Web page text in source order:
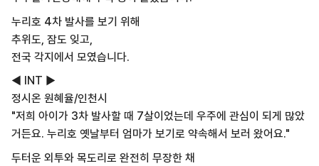
누리호 4차 발사를 보기 위해
추위도, 잠도 잊고,
전국 각지에서 모였습니다.
◀ INT ▶
정시온 원혜율/인천시
"저희 아이가 3차 발사할 때 7살이었는데 우주에 관심이 되게 많았
거든요. 누리호 옛날부터 엄마가 보기로 약속해서 보러 왔어요."
두터운 외투와 목도리로 완전히 무장한 채